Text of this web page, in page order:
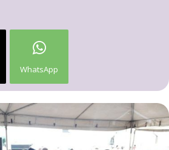
WhatsApp